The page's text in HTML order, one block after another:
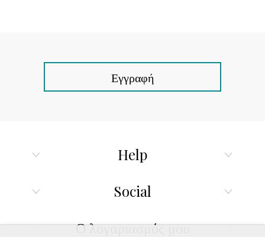
Εγγραφή
Help
Social
Ο λογαριασμός μου